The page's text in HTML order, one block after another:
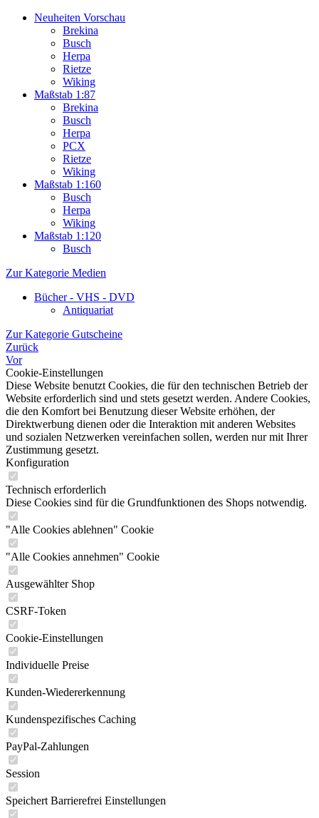
Neuheiten Vorschau
Brekina
Busch
Herpa
Rietze
Wiking
Maßstab 1:87
Brekina
Busch
Herpa
PCX
Rietze
Wiking
Maßstab 1:160
Busch
Herpa
Wiking
Maßstab 1:120
Busch
Zur Kategorie Medien
Bücher - VHS - DVD
Antiquariat
Zur Kategorie Gutscheine
Zurück
Vor
Cookie-Einstellungen
Diese Website benutzt Cookies, die für den technischen Betrieb der
Website erforderlich sind und stets gesetzt werden. Andere Cookies,
die den Komfort bei Benutzung dieser Website erhöhen, der
Direktwerbung dienen oder die Interaktion mit anderen Websites
und sozialen Netzwerken vereinfachen sollen, werden nur mit Ihrer
Zustimmung gesetzt.
Konfiguration
Technisch erforderlich
Diese Cookies sind für die Grundfunktionen des Shops notwendig.
"Alle Cookies ablehnen" Cookie
"Alle Cookies annehmen" Cookie
Ausgewählter Shop
CSRF-Token
Cookie-Einstellungen
Individuelle Preise
Kunden-Wiedererkennung
Kundenspezifisches Caching
PayPal-Zahlungen
Session
Speichert Barrierefrei Einstellungen